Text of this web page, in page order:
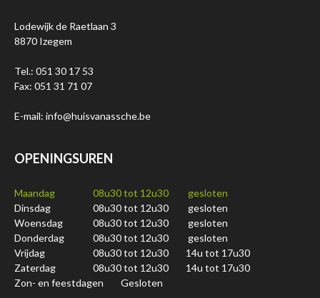
Lodewijk de Raetlaan 3
8870 Izegem
Tel.: 051 30 17 53
Fax: 051 31 71 07
E-mail: info@huisvanassche.be
OPENINGSUREN
Maandag 08u30 tot 12u30
gesloten
Dinsdag
08u30 tot 12u30
gesloten
Woensdag
08u30 tot 12u30
gesloten
Donderdag
08u30 tot 12u30
gesloten
Vrijdag
08u30 tot 12u30
14u tot 17u30
Zaterdag
08u30 tot 12u30
14u tot 17u30
Zon- en feestdagen
Gesloten